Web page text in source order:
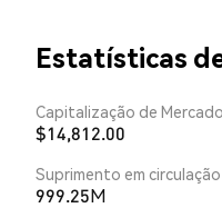
Estatísticas
Capitalização de Mercado
$14,812.00
Suprimento em circulação
999.25M